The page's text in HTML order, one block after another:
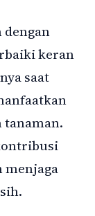
dengan
keran
saat
menjaga